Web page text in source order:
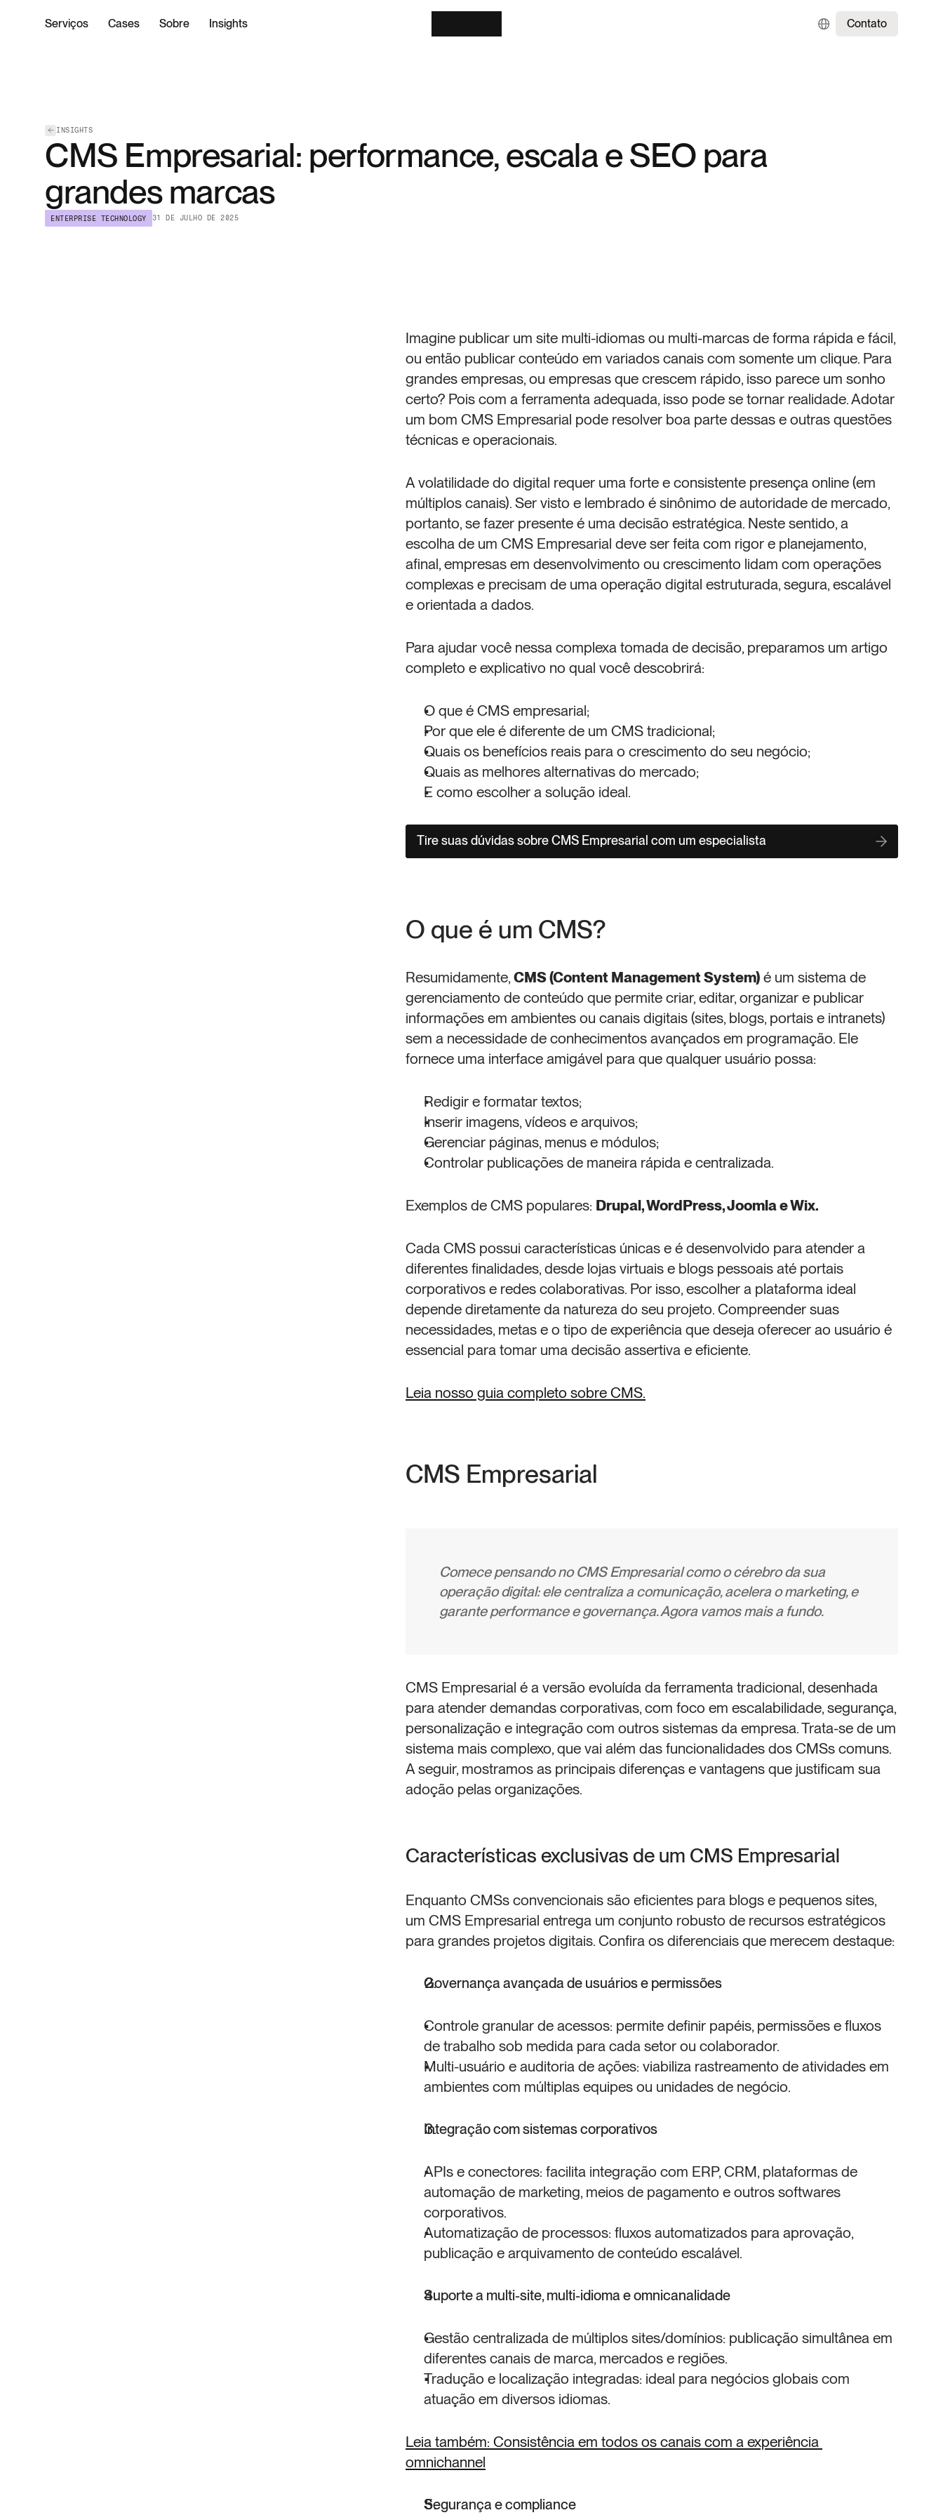
Serviços Cases Sobre Insights Contato
INSIGHTS
CMS Empresarial: performance, escala e SEO para
grandes marcas
ENTERPRISE TECHNOLOGY 31 DE JULHO DE 2025
Imagine publicar um site multi-idiomas ou multi-marcas de forma rápida e fácil,
ou então publicar conteúdo em variados canais com somente um clique. Para
grandes empresas, ou empresas que crescem rápido, isso parece um sonho
certo? Pois com a ferramenta adequada, isso pode se tornar realidade. Adotar
um bom CMS Empresarial pode resolver boa parte dessas e outras questões
técnicas e operacionais.
A volatilidade do digital requer uma forte e consistente presença online (em
múltiplos canais). Ser visto e lembrado é sinônimo de autoridade de mercado,
portanto, se fazer presente é uma decisão estratégica. Neste sentido, a
escolha de um CMS Empresarial deve ser feita com rigor e planejamento,
afinal, empresas em desenvolvimento ou crescimento lidam com operações
complexas e precisam de uma operação digital estruturada, segura, escalável
e orientada a dados.
Para ajudar você nessa complexa tomada de decisão, preparamos um artigo
completo e explicativo no qual você descobrirá:
O que é CMS empresarial;
Por que ele é diferente de um CMS tradicional;
Quais os benefícios reais para o crescimento do seu negócio;
Quais as melhores alternativas do mercado;
E como escolher a solução ideal.
Tire suas dúvidas sobre CMS Empresarial com um especialista
O que é um CMS?
Resumidamente, CMS (Content Management System) é um sistema de
gerenciamento de conteúdo que permite criar, editar, organizar e publicar
informações em ambientes ou canais digitais (sites, blogs, portais e intranets)
sem a necessidade de conhecimentos avançados em programação. Ele
fornece uma interface amigável para que qualquer usuário possa:
Redigir e formatar textos;
Inserir imagens, vídeos e arquivos;
Gerenciar páginas, menus e módulos;
Controlar publicações de maneira rápida e centralizada.
Exemplos de CMS populares: Drupal, WordPress, Joomla e Wix.
Cada CMS possui características únicas e é desenvolvido para atender a
diferentes finalidades, desde lojas virtuais e blogs pessoais até portais
corporativos e redes colaborativas. Por isso, escolher a plataforma ideal
depende diretamente da natureza do seu projeto. Compreender suas
necessidades, metas e o tipo de experiência que deseja oferecer ao usuário é
essencial para tomar uma decisão assertiva e eficiente.
Leia nosso guia completo sobre CMS.
CMS Empresarial
Comece pensando no CMS Empresarial como o cérebro da sua
operação digital: ele centraliza a comunicação, acelera o marketing, e
garante performance e governança. Agora vamos mais a fundo.
CMS Empresarial é a versão evoluída da ferramenta tradicional, desenhada
para atender demandas corporativas, com foco em escalabilidade, segurança,
personalização e integração com outros sistemas da empresa. Trata-se de um
sistema mais complexo, que vai além das funcionalidades dos CMSs comuns.
A seguir, mostramos as principais diferenças e vantagens que justificam sua
adoção pelas organizações.
Características exclusivas de um CMS Empresarial
Enquanto CMSs convencionais são eficientes para blogs e pequenos sites,
um CMS Empresarial entrega um conjunto robusto de recursos estratégicos
para grandes projetos digitais. Confira os diferenciais que merecem destaque:
Governança avançada de usuários e permissões
Controle granular de acessos: permite definir papéis, permissões e fluxos
de trabalho sob medida para cada setor ou colaborador.
Multi-usuário e auditoria de ações: viabiliza rastreamento de atividades em
ambientes com múltiplas equipes ou unidades de negócio.
Integração com sistemas corporativos
APIs e conectores: facilita integração com ERP, CRM, plataformas de
automação de marketing, meios de pagamento e outros softwares
corporativos.
Automatização de processos: fluxos automatizados para aprovação,
publicação e arquivamento de conteúdo escalável.
Suporte a multi-site, multi-idioma e omnicanalidade
Gestão centralizada de múltiplos sites/domínios: publicação simultânea em
diferentes canais de marca, mercados e regiões.
Tradução e localização integradas: ideal para negócios globais com
atuação em diversos idiomas.
Leia também: Consistência em todos os canais com a experiência
omnichannel
Segurança e compliance